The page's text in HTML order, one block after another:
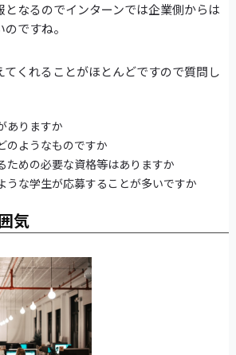
なるのでインターンでは企業側からは
ですね。
てくれることがほとんどですので質問し
ありますか
のようなものですか
ための必要な資格等はありますか
うな学生が応募することが多いですか
気